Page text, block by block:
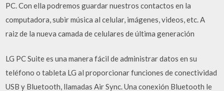
PC. Con ella podremos guardar nuestros contactos en la
computadora, subir música al celular, imágenes, videos, etc. A
raiz de la nueva camada de celulares de última generación
LG PC Suite es una manera fácil de administrar datos en su
teléfono o tableta LG al proporcionar funciones de conectividad
USB y Bluetooth, llamadas Air Sync. Una conexión Bluetooth le